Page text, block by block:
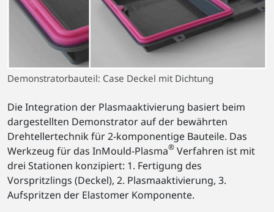
Demonstratorbauteil: Case Deckel mit Dichtung
Die Integration der Plasmaaktivierung basiert beim
dargestellten Demonstrator auf der bewährten
Drehtellertechnik für 2-komponentige Bauteile. Das
Werkzeug für das InMould-Plasma® Verfahren ist mit
drei Stationen konzipiert: 1. Fertigung des
Vorspritzlings (Deckel), 2. Plasmaaktivierung, 3.
Aufspritzen der Elastomer Komponente.